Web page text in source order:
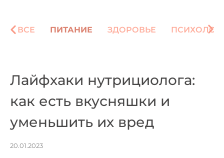
ВСЕ ПИТАНИЕ ЗДОРОВЬЕ
Лайфхаки нутрициолога:
как есть вкусняшки и
уменьшить их вред
20.01.2023